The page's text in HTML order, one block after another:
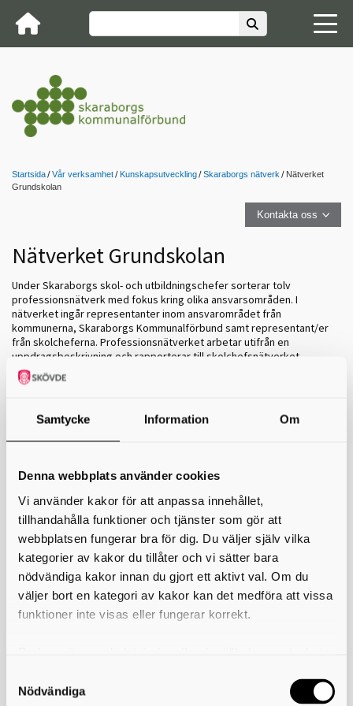
Samtycke Information Om
Denna webbplats använder cookies
Vi använder kakor för att anpassa innehållet,
tillhandahålla funktioner och tjänster som gör att
webbplatsen fungerar bra för dig. Du väljer själv vilka
kategorier av kakor du tillåter och vi sätter bara
nödvändiga kakor innan du gjort ett aktivt val. Om du
väljer bort en kategori av kakor kan det medföra att vissa
funktioner inte visas eller fungerar korrekt.
användning av kakor som du hittar längst ner på sidan
Nödvändiga
Startsida Vår verksamhet Kunskapsutveckling Skaraborgs nätverk
Nätverket
Grundskolan
Kontakta oss
Nätverket Grundskolan
Under Skaraborgs skol- och utbildningschefer sorterar tolv
professionsnätverk med fokus kring olika ansvarsområden. I
nätverket ingår representanter inom ansvarområdet från
kommunerna, Skaraborgs Kommunalförbund samt representant/er
från skolcheferna. Professionsnätverket arbetar utifrån en
uppdragsbeskrivning och rapporterar till skolchefsnätverket.
Professionsnätverken är en framgångsfaktor för att fullfölja
Utöver dessa är Utbildning Skaraborg verksamma och samverkar i ett
stort antal frågor inom utbildningsområdet.
deltagarlista finns att hitta på denna sida.
Minnesanteckningar
Minnesanteckningar 2026-04-17
Minnesanteckningar 2026-01-23
Minnesanteckningar 2025-11-07
Grundskola - Uppdragsbeskrivning.pdf